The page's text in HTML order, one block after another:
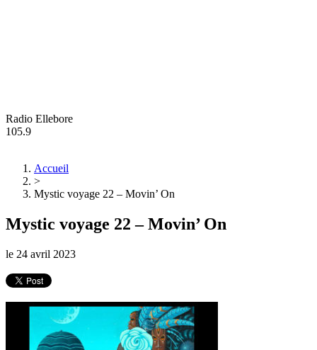
Radio Ellebore
105.9
Accueil
>
Mystic voyage 22 – Movin’ On
Mystic voyage 22 – Movin’ On
le 24 avril 2023